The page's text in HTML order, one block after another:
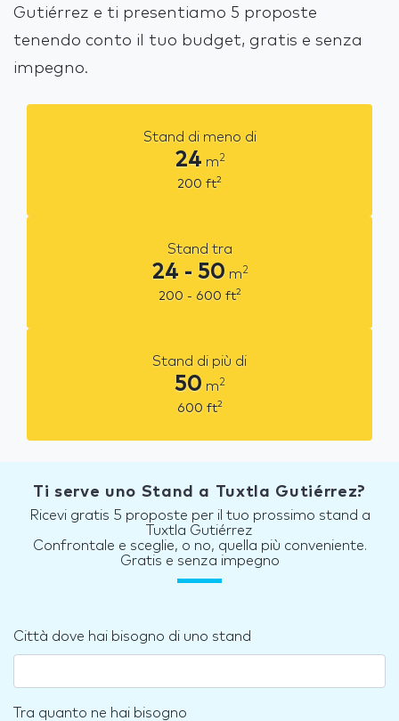
Gutiérrez e ti presentiamo 5 proposte
tenendo conto il tuo budget, gratis e senza
impegno.
Stand di meno di
24 m2
200 ft2
Stand tra
24 - 50 m2
200 - 600 ft2
Stand di più di
50 m2
600 ft2
Ti serve uno Stand a Tuxtla Gutiérrez?
Ricevi gratis 5 proposte per il tuo prossimo stand a
Tuxtla Gutiérrez
Confrontale e sceglie, o no, quella più conveniente.
Gratis e senza impegno
Città dove hai bisogno di uno stand
Tra quanto ne hai bisogno